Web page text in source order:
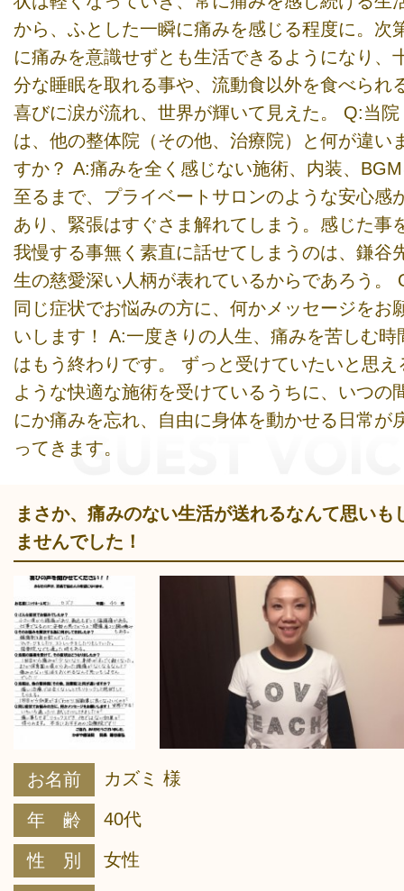
から、ふとした一瞬に痛みを感じる程度に。次
に痛みを意識せずとも生活できるようになり、
分な睡眠を取れる事や、流動食以外を食べられ
喜びに涙が流れ、世界が輝いて見えた。 Q:当院
は、他の整体院（その他、治療院）と何が違い
すか？ A:痛みを全く感じない施術、内装、
至るまで、プライベートサロンのような安心感
あり、緊張はすぐさま解れてしまう。感じた事
我慢する事無く素直に話せてしまうのは、鎌谷
生の慈愛深い人柄が表れているからであろう。
同じ症状でお悩みの方に、何かメッセージをお
いします！ A:一度きりの人生、痛みを苦しむ時
はもう終わりです。 ずっと受けていたいと思え
ような快適な施術を受けているうちに、いつの
にか痛みを忘れ、自由に身体を動かせる日常が
ってきます。
まさか、痛みのない生活が送れるなんて思いも
ませんでした！
お名前 カズミ 様
年 齢 40代
性 別 女性